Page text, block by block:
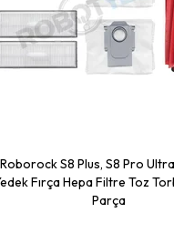
Roborock S8 Plus, S8 Pro
Fırça Hepa Filtre Toz
Parça